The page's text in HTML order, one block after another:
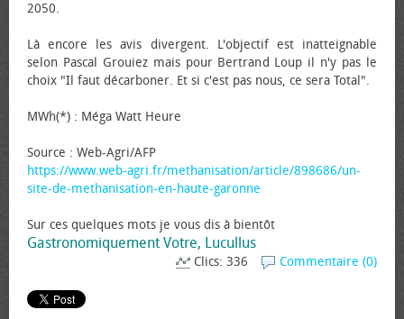
2050.
Là encore les avis divergent. L'objectif est inatteignable
selon Pascal Grouiez mais pour Bertrand Loup il n'y pas le
choix "Il faut décarboner. Et si c'est pas nous, ce sera Total".
MWh(*) : Méga Watt Heure
Source : Web-Agri/AFP
https://www.web-agri.fr/methanisation/article/898686/un-
site-de-methanisation-en-haute-garonne
Sur ces quelques mots je vous dis à bientôt
Gastronomiquement Votre, Lucullus
Commentaire (0)
Clics: 336